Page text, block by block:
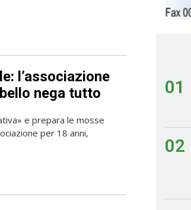
l’associazione
nega tutto
e prepara le mosse
per 18 anni,
01
02